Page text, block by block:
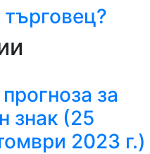
за
знак (25
2023 г.)